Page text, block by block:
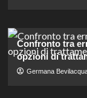
Confronto tra
opzioni di
Germana